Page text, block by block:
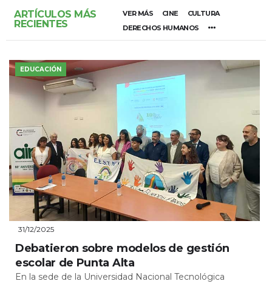
ARTÍCULOS MÁS
RECIENTES
VER MÁS CINE
CULTURA
DERECHOS HUMANOS
EDUCACIÓN
31/12/2025
Debatieron sobre modelos de gestión
escolar de Punta Alta
En la sede de la Universidad Nacional Tecnológica